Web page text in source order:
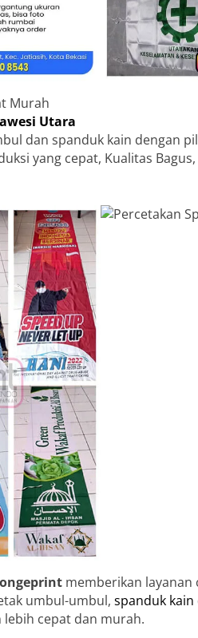
Murah
Utara
dan spanduk kain dengan
yang cepat, Kualitas
memberikan
umbul-umbul,spanduk
cepat dan murah.